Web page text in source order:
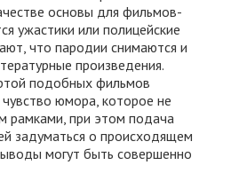
основы для фильмов-
ужастики или полицейские
что пародии снимаются и
произведения.
подобных фильмов
юмора, которое не
рамками, при этом подача
задуматься о происходящем
могут быть совершенно